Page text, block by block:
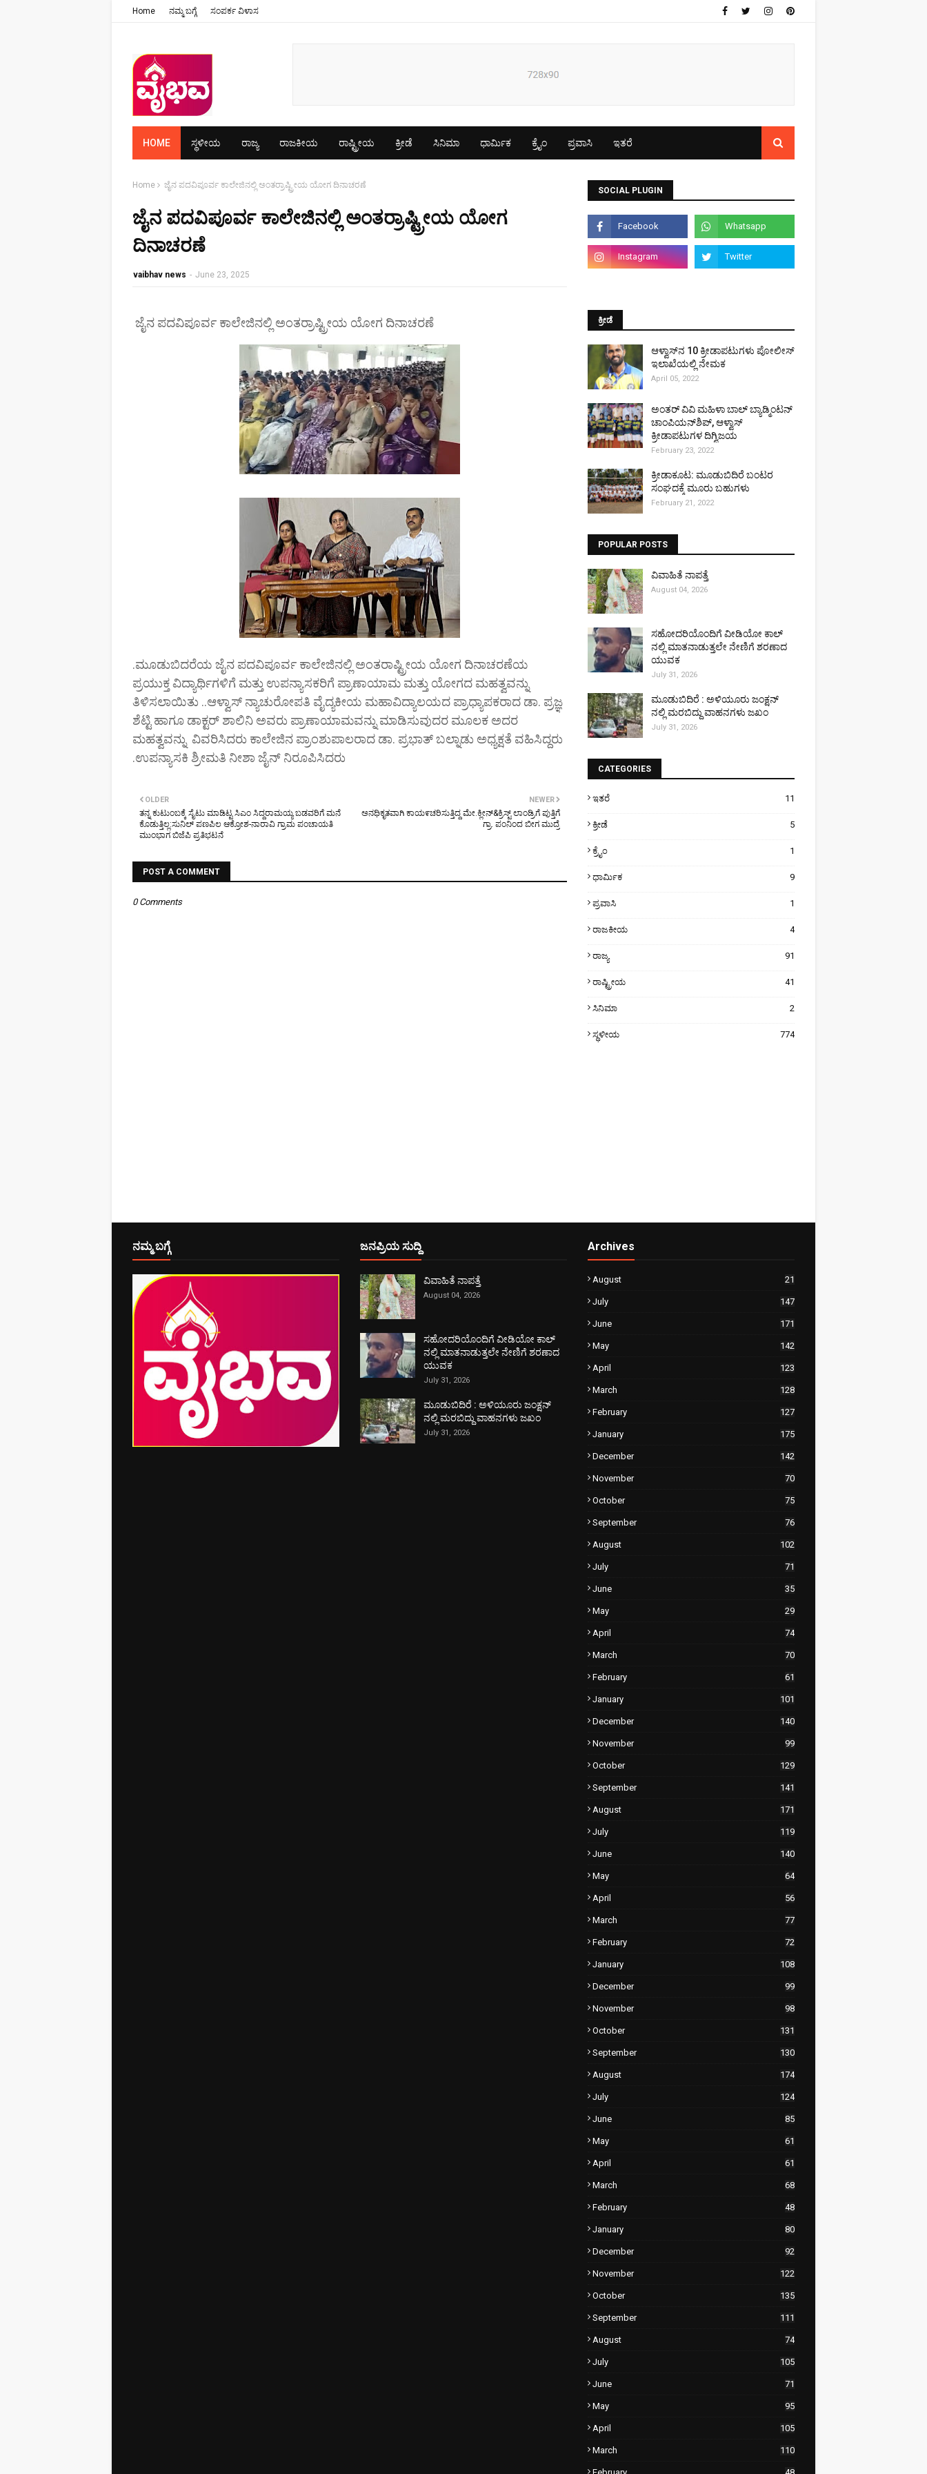
Home ನಮ್ಮ ಬಗ್ಗೆ ಸಂಪರ್ಕ ವಿಳಾಸ
HOME ಸ್ಥಳೀಯ ರಾಜ್ಯ ರಾಜಕೀಯ ರಾಷ್ಟ್ರೀಯ ಕ್ರೀಡೆ ಸಿನಿಮಾ ಧಾರ್ಮಿಕ ಕ್ರೈಂ ಪ್ರವಾಸಿ ಇತರೆ
Home ಜೈನ ಪದವಿಪೂರ್ವ ಕಾಲೇಜಿನಲ್ಲಿ ಅಂತರ್ರಾಷ್ಟ್ರೀಯ ಯೋಗ ದಿನಾಚರಣೆ
ಜೈನ ಪದವಿಪೂರ್ವ ಕಾಲೇಜಿನಲ್ಲಿ ಅಂತರ್ರಾಷ್ಟ್ರೀಯ ಯೋಗ
ದಿನಾಚರಣೆ
vaibhav news - June 23, 2025
ಜೈನ ಪದವಿಪೂರ್ವ ಕಾಲೇಜಿನಲ್ಲಿ ಅಂತರ್ರಾಷ್ಟ್ರೀಯ ಯೋಗ ದಿನಾಚರಣೆ
.ಮೂಡುಬಿದರೆಯ ಜೈನ ಪದವಿಪೂರ್ವ ಕಾಲೇಜಿನಲ್ಲಿ ಅಂತರಾಷ್ಟ್ರೀಯ ಯೋಗ ದಿನಾಚರಣೆಯ
ಪ್ರಯುಕ್ತ ವಿದ್ಯಾರ್ಥಿಗಳಿಗೆ ಮತ್ತು ಉಪನ್ಯಾಸಕರಿಗೆ ಪ್ರಾಣಾಯಾಮ ಮತ್ತು ಯೋಗದ ಮಹತ್ವವನ್ನು
ತಿಳಿಸಲಾಯಿತು ..ಆಳ್ವಾಸ್ ನ್ಯಾಚುರೋಪತಿ ವೈದ್ಯಕೀಯ ಮಹಾವಿದ್ಯಾಲಯದ ಪ್ರಾಧ್ಯಾಪಕರಾದ ಡಾ. ಪ್ರಜ್ಞ
ಶೆಟ್ಟಿ ಹಾಗೂ ಡಾಕ್ಟರ್ ಶಾಲಿನಿ ಅವರು ಪ್ರಾಣಾಯಾಮವನ್ನು ಮಾಡಿಸುವುದರ ಮೂಲಕ ಅದರ
ಮಹತ್ವವನ್ನು ವಿವರಿಸಿದರು ಕಾಲೇಜಿನ ಪ್ರಾಂಶುಪಾಲರಾದ ಡಾ. ಪ್ರಭಾತ್ ಬಲ್ನಾಡು ಅಧ್ಯಕ್ಷತೆ ವಹಿಸಿದ್ದರು
.ಉಪನ್ಯಾಸಕಿ ಶ್ರೀಮತಿ ನೀಶಾ ಜೈನ್ ನಿರೂಪಿಸಿದರು
NEWER
ಅನಧಿಕೃತವಾಗಿ ಕಾಯ೯ಚರಿಸುತ್ತಿದ್ದ ಮೇ.ಕ್ಲೀನ್&ಕ್ರಿಸ್ಟ್ ಲಾಂಡ್ರಿಗೆ ಪುತ್ತಿಗೆ
ಗ್ರಾ. ಪಂನಿಂದ ಬೀಗ ಮುದ್ರೆ
OLDER
ತನ್ನ ಕುಟುಂಬಕ್ಕೆ ಸೈಟು ಮಾಡಿಟ್ಟ ಸಿಎಂ ಸಿದ್ದರಾಮಯ್ಯ ಬಡವರಿಗೆ ಮನೆ
ಕೊಡುತ್ತಿಲ್ಲ:ಸುನಿಲ್ ಪಣಪಿಲ ಆಕ್ರೋಶ-ನಾರಾವಿ ಗ್ರಾಮ ಪಂಚಾಯತಿ
ಮುಂಭಾಗ ಬಿಜೆಪಿ ಪ್ರತಿಭಟನೆ
POST A COMMENT
0 Comments
SOCIAL PLUGIN
ಕ್ರೀಡೆ
ಆಳ್ವಾಸ್‌ನ 10 ಕ್ರೀಡಾಪಟುಗಳು ಪೋಲೀಸ್
ಇಲಾಖೆಯಲ್ಲಿ ನೇಮಕ
April 05, 2022
ಅಂತರ್ ವಿವಿ ಮಹಿಳಾ ಬಾಲ್ ಬ್ಯಾಡ್ಮಿಂಟನ್
ಚಾಂಪಿಯನ್‌ಶಿಪ್, ಆಳ್ವಾಸ್
ಕ್ರೀಡಾಪಟುಗಳ ದಿಗ್ವಿಜಯ
February 23, 2022
ಕ್ರೀಡಾಕೂಟ: ಮೂಡುಬಿದಿರೆ ಬಂಟರ
ಸಂಘದಕ್ಕೆ ಮೂರು ಬಹುಗಳು
February 21, 2022
POPULAR POSTS
ವಿವಾಹಿತೆ ನಾಪತ್ತೆ
August 04, 2026
ಸಹೋದರಿಯೊಂದಿಗೆ ವೀಡಿಯೋ ಕಾಲ್
ನಲ್ಲಿ ಮಾತನಾಡುತ್ತಲೇ ನೇಣಿಗೆ ಶರಣಾದ
ಯುವಕ
July 31, 2026
ಮೂಡುಬಿದಿರೆ : ಅಳಿಯೂರು ಜಂಕ್ಷನ್
ನಲ್ಲಿ ಮರಬಿದ್ದು ವಾಹನಗಳು ಜಖಂ
July 31, 2026
CATEGORIES
ಇತರೆ 11
ಕ್ರೀಡೆ 5
ಕ್ರೈಂ 1
ಧಾರ್ಮಿಕ 9
ಪ್ರವಾಸಿ 1
ರಾಜಕೀಯ 4
ರಾಜ್ಯ 91
ರಾಷ್ಟ್ರೀಯ 41
ಸಿನಿಮಾ 2
ಸ್ಥಳೀಯ 774
ನಮ್ಮ ಬಗ್ಗೆ ಜನಪ್ರಿಯ ಸುದ್ದಿ
ವಿವಾಹಿತೆ ನಾಪತ್ತೆ
August 04, 2026
ಸಹೋದರಿಯೊಂದಿಗೆ ವೀಡಿಯೋ ಕಾಲ್
ನಲ್ಲಿ ಮಾತನಾಡುತ್ತಲೇ ನೇಣಿಗೆ ಶರಣಾದ
ಯುವಕ
July 31, 2026
ಮೂಡುಬಿದಿರೆ : ಅಳಿಯೂರು ಜಂಕ್ಷನ್
ನಲ್ಲಿ ಮರಬಿದ್ದು ವಾಹನಗಳು ಜಖಂ
July 31, 2026
Archives
August 21
July 147
June 171
May 142
April 123
March 128
February 127
January 175
December 142
November 70
October 75
September 76
August 102
July 71
June 35
May 29
April 74
March 70
February 61
January 101
December 140
November 99
October 129
September 141
August 171
July 119
June 140
May 64
April 56
March 77
February 72
January 108
December 99
November 98
October 131
September 130
August 174
July 124
June 85
May 61
April 61
March 68
February 48
January 80
December 92
November 122
October 135
September 111
August 74
July 105
June 71
May 95
April 105
March 110